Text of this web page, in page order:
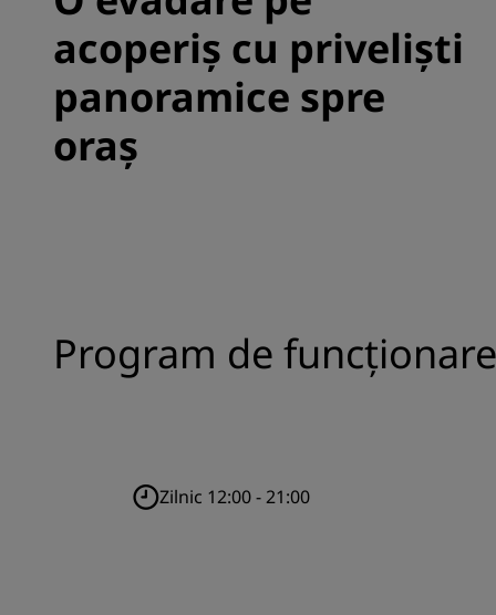
acoperiș cu priveliști
panoramice spre
oraș
Program de funcționare
Zilnic 12:00 - 21:00